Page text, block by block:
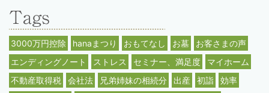
3000万円控除 hanaまつり おもてなし お墓
お客さまの声
エンディングノート
ストレス セミナー、満足度
マイホーム
不動産取得税
会社法 兄弟姉妹の相続分 出産 初詣
効率